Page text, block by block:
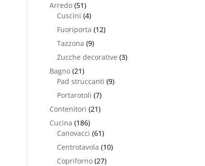
Arredo (51)
Cuscini (4)
Fuoriporta (12)
Tazzona (9)
Zucche decorative (3)
Bagno (21)
Pad struccanti (9)
Portarotoli (7)
Contenitori (21)
Cucina (186)
Canovacci (61)
Centrotavola (10)
Copriforno (27)